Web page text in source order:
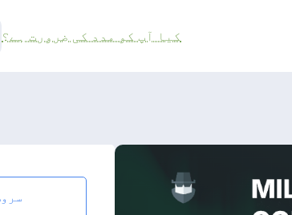
کیا آپ کو مدد کی ضرورت ہے؟